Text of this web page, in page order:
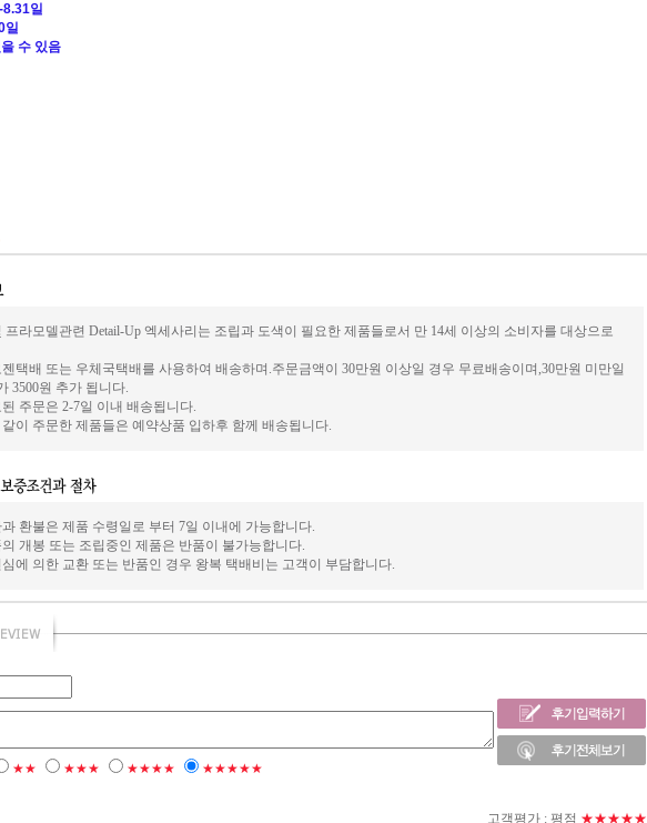
일
일
수 있음
라모델관련 Detail-Up 엑세사리는 조립과 도색이 필요한 제품들로서 만 14세 이상의 소비자를 대상으로
택배 또는 우체국택배를 사용하여 배송하며.주문금액이 30만원 이상일 경우 무료배송이며,30만원 미만일
3500원 추가 됩니다.
주문은 2-7일 이내 배송됩니다.
이 주문한 제품들은 예약상품 입하후 함께 배송됩니다.
환불은 제품 수령일로 부터 7일 이내에 가능합니다.
개봉 또는 조립중인 제품은 반품이 불가능합니다.
에 의한 교환 또는 반품인 경우 왕복 택배비는 고객이 부담합니다.
★★ ★★★ ★★★★ ★★★★★
고객평가 : 평점 ★★★★★